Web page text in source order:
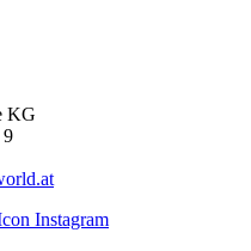
KG
9